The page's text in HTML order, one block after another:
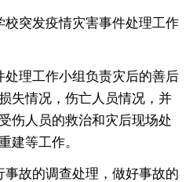
校突发疫情灾害事件处理工作
处理工作小组负责灾后的善后
失情况，伤亡人员情况，并
伤人员的救治和灾后现场处
建等工作。
事故的调查处理，做好事故的